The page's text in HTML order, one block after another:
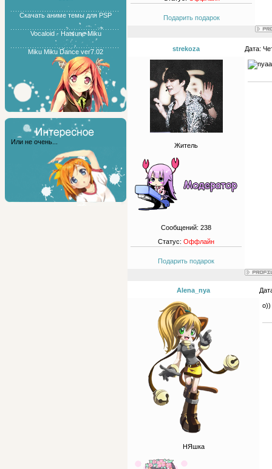
Скачать аниме темы для PSP
Vocaloid - Hatsune Miku
Miku Miku Dance ver7.02
Или не очень...
Подарить подарок
strekoza Дата:
Житель
Сообщений: 238
Статус: Оффлайн
Подарить подарок
Alena_nya
НЯшка
о))